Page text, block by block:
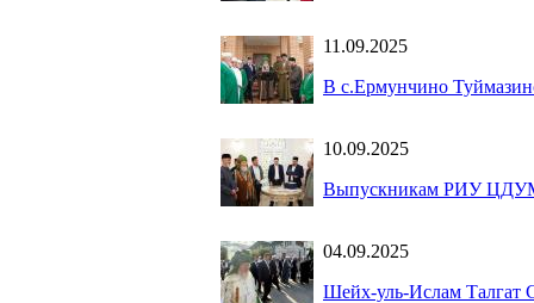
11.09.2025
В с.Ермунчино
10.09.2025
Выпускникам РИУ
04.09.2025
Шейх-уль-Ислам Талгат